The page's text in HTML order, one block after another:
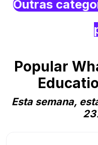
Outras
Popular
Esta semana,